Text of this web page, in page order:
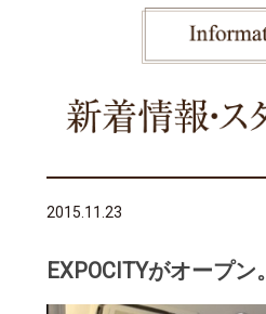
2015.11.23
EXPOCITYがオープン。